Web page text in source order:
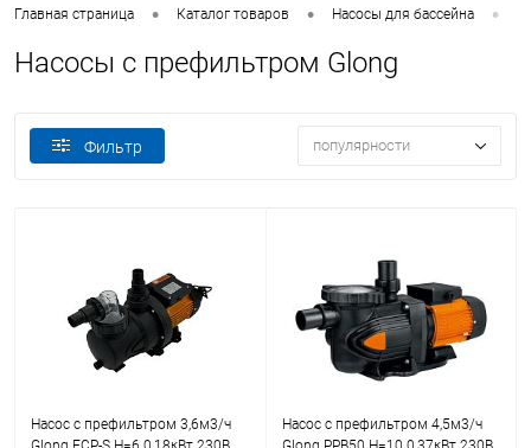
Главная страница • Каталог товаров • Насосы для бассейна •
Насосы с префильтром Glong
Фильтр популярности
Насос с префильтром 3,6м3/ч
Насос с префильтром 4,5м3/ч